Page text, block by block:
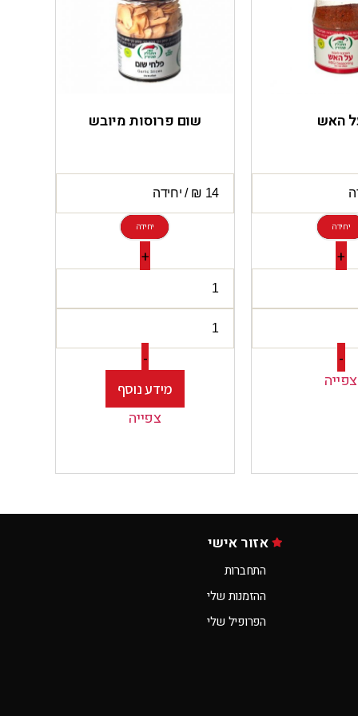
האש
יחידה
+
-
צפייה
שום פרוסות מיובש
יחידה
+
-
מידע נוסף
צפייה
אזור אישי
התחברות
ההזמנות שלי
הפרופיל שלי